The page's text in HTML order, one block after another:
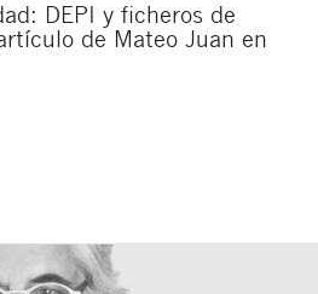
DEPI y ficheros de
de Mateo Juan en